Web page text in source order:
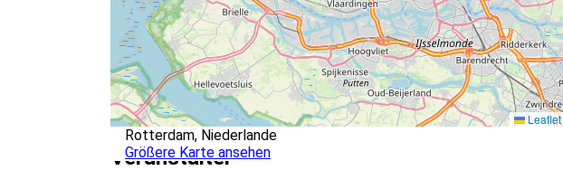
Leaflet
Rotterdam, Niederlande
Größere Karte ansehen
Veranstalter